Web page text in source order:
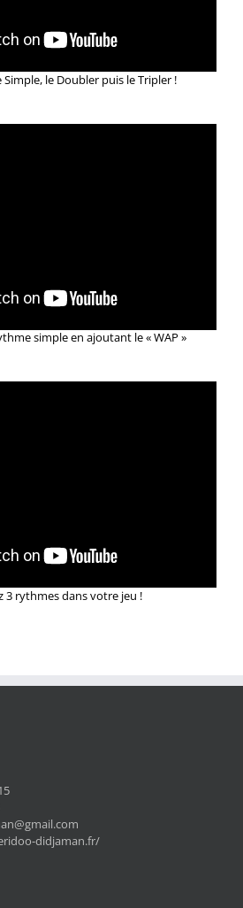
Simple, le Doubler puis le Tripler !
simple en ajoutant le « WAP »
3 rythmes dans votre jeu !
didjaman.fr/